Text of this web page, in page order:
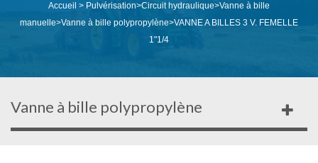
Accueil > Pulvérisation>Circuit hydraulique>Vanne à bille
manuelle>Vanne à bille polypropylène>VANNE A BILLES 3 V. FEMELLE
1"1/4
Vanne à bille polypropylène